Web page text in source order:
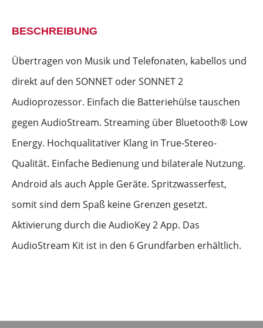
BESCHREIBUNG
Übertragen von Musik und Telefonaten, kabellos und
direkt auf den SONNET oder SONNET 2
Audioprozessor. Einfach die Batteriehülse tauschen
gegen AudioStream. Streaming über Bluetooth® Low
Energy. Hochqualitativer Klang in True-Stereo-
Qualität. Einfache Bedienung und bilaterale Nutzung.
Android als auch Apple Geräte. Spritzwasserfest,
somit sind dem Spaß keine Grenzen gesetzt.
Aktivierung durch die AudioKey 2 App. Das
AudioStream Kit ist in den 6 Grundfarben erhältlich.